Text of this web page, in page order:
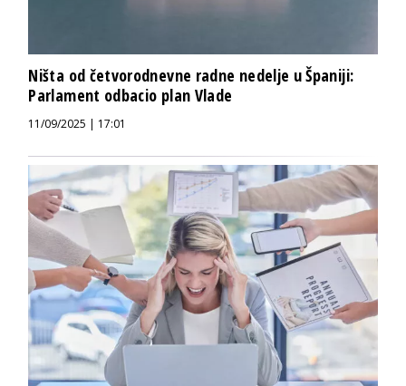
Ništa od četvorodnevne radne nedelje u Španiji:
Parlament odbacio plan Vlade
11/09/2025 | 17:01